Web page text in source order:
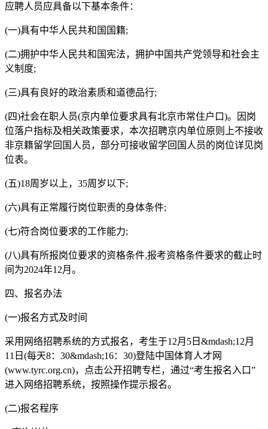
应聘人员应具备以下基本条件：
(一)具有中华人民共和国国籍;
(二)拥护中华人民共和国宪法，拥护中国共产党领导和社会主
义制度;
(三)具有良好的政治素质和道德品行;
(四)社会在职人员(京内单位要求具有北京市常住户口)。因岗
位落户指标及相关政策要求，本次招聘京内单位原则上不接收
非京籍留学回国人员，部分可接收留学回国人员的岗位详见岗
位表。
(五)18周岁以上，35周岁以下;
(六)具有正常履行岗位职责的身体条件;
(七)符合岗位要求的工作能力;
(八)具有所报岗位要求的资格条件,报考资格条件要求的截止时
间为2024年12月。
四、报名办法
(一)报名方式及时间
采用网络招聘系统的方式报名，考生于12月5日&mdash;12月
11日(每天8：30&mdash;16：30)登陆中国体育人才网
(www.tyrc.org.cn)，点击公开招聘专栏，通过“考生报名入口”
进入网络招聘系统，按照操作提示报名。
(二)报名程序